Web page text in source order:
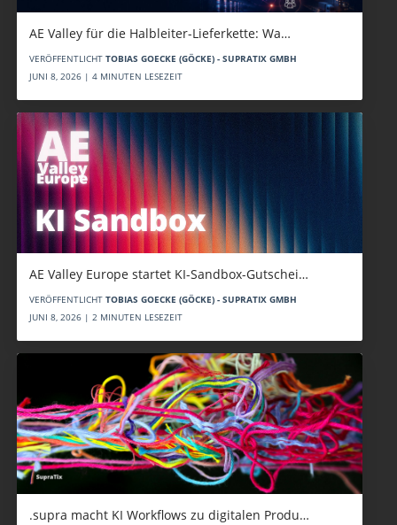
AE Valley für die Halbleiter-Lieferkette: Wa…
VERÖFFENTLICHT TOBIAS GOECKE (GÖCKE) - SUPRATIX GMBH
JUNI 8, 2026 | 4 MINUTEN LESEZEIT
AE Valley Europe startet KI-Sandbox-Gutschei…
VERÖFFENTLICHT TOBIAS GOECKE (GÖCKE) - SUPRATIX GMBH
JUNI 8, 2026 | 2 MINUTEN LESEZEIT
.supra macht KI Workflows zu digitalen Produ…